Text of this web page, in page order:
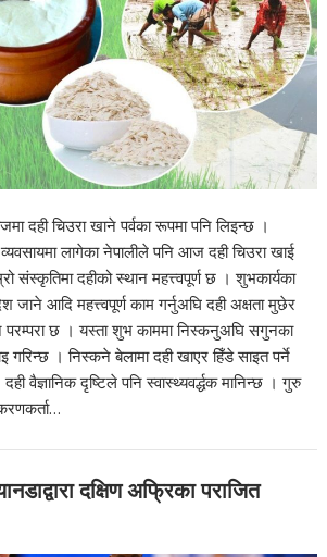
दही चिउरा खाने पर्वका रूपमा पनि लिइन्छ ।
लागेका नेपालीले पनि आज दही चिउरा खाई
संस्कृतिमा दहीको स्थान महत्त्वपूर्ण छ । शुभकार्यका
जाने आदि महत्त्वपूर्ण काम गर्नुअघि दही अक्षता मुछेर
परम्परा छ । यस्ता शुभ काममा निस्कनुअघि सगुनका
गरिन्छ । निस्कने बेलामा दही खाएर हिँडे साइत पर्ने
वैज्ञानिक दृष्टिले पनि स्वास्थ्यवर्द्धक मानिन्छ । गुरु
दक्षिण अफ्रिका पराजित